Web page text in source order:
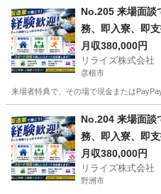
業務
No.205 来場面談
務、即入寮、即
む場所に困って
部品の製造・加工
月収380,000円
リライズ株式会社
彦根市
来場者特典で、その場で現金または
業務
No.204 来場面談
務、即入寮、即
む場所に困って
部品の製造・加工
月収380,000円
リライズ株式会社
野洲市